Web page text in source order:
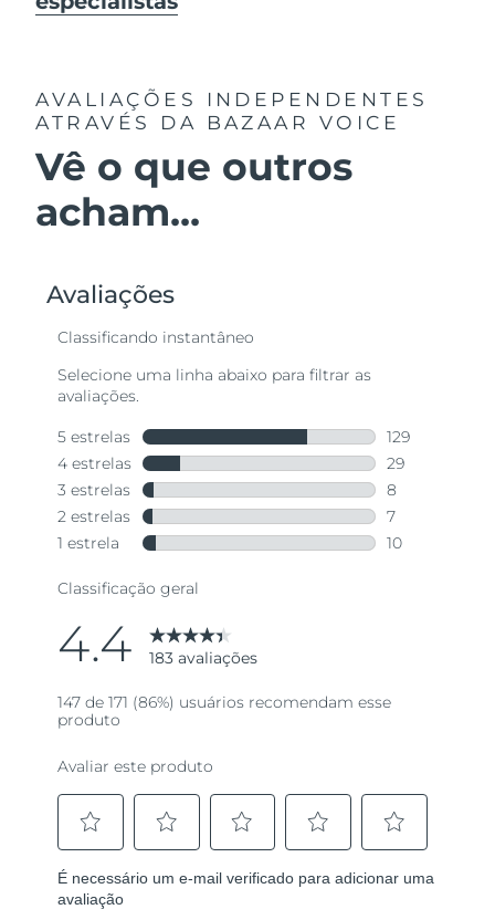
AVALIAÇÕES INDEPENDENTES
ATRAVÉS DA BAZAAR VOICE
Vê o que outros
acham...